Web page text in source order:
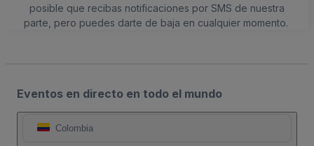
posible que recibas notificaciones por SMS de nuestra
parte, pero puedes darte de baja en cualquier momento.
Eventos en directo en todo el mundo
Colombia